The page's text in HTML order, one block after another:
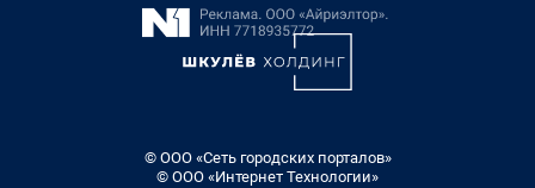
© ООО «Сеть городских порталов»
© ООО «Интернет Технологии»